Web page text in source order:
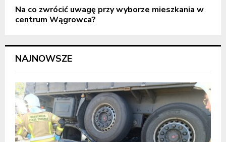
Na co zwrócić uwagę przy wyborze mieszkania w
centrum Wągrowca?
NAJNOWSZE